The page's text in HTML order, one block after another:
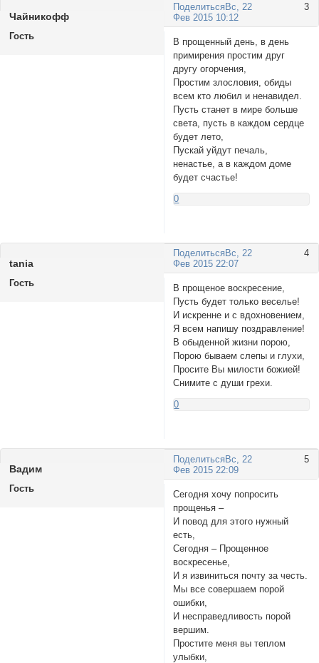
Поделиться 3
Вс, 22
Фев 2015 10:12
Чaйникофф
Гость
В прощенный день, в день
примирения простим друг
другу огорчения,
Простим злословия, обиды
всем кто любил и ненавидел.
Пусть станет в мире больше
света, пусть в каждом сердце
будет лето,
Пускай уйдут печаль,
ненастье, а в каждом доме
будет счастье!
0
Поделиться 4
Вс, 22
Фев 2015 22:07
tania
Гость
В прощеное воскресение,
Пусть будет только веселье!
И искренне и с вдохновением,
Я всем напишу поздравление!
В обыденной жизни порою,
Порою бываем слепы и глухи,
Просите Вы милости божией!
Снимите с души грехи.
0
Поделиться 5
Вс, 22
Фев 2015 22:09
Вадим
Гость
Сегодня хочу попросить
прощенья –
И повод для этого нужный
есть,
Сегодня – Прощенное
воскресенье,
И я извиниться почту за честь.
Мы все совершаем порой
ошибки,
И несправедливость порой
вершим.
Простите меня вы теплом
улыбки,